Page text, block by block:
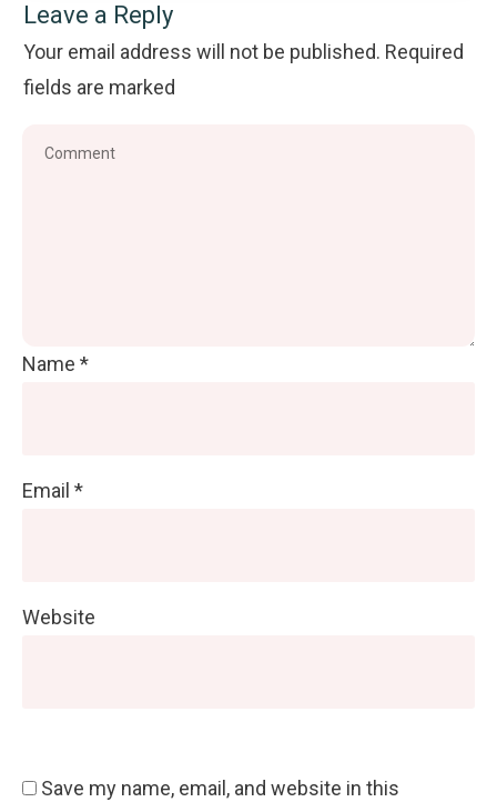
Leave a Reply
Your email address will not be published. Required
fields are marked
Name *
Email *
Website
Save my name, email, and website in this